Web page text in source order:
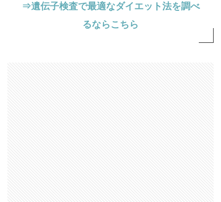
⇒遺伝子検査で最適なダイエット法を調べ
るならこちら